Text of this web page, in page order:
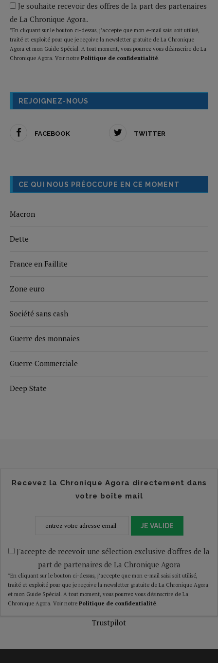
Je souhaite recevoir des offres de la part des partenaires
de La Chronique Agora.
*En cliquant sur le bouton ci-dessus, j’accepte que mon e-mail saisi soit utilisé,
traité et exploité pour que je reçoive la newsletter gratuite de La Chronique
Agora et mon Guide Spécial. A tout moment, vous pourrez vous désinscrire de La
Chronique Agora. Voir notre Politique de confidentialité.
REJOIGNEZ-NOUS
FACEBOOK TWITTER
CE QUI NOUS PRÉOCCUPE EN CE MOMENT
Macron
Dette
France en Faillite
Zone euro
Société sans cash
Guerre des monnaies
Guerre Commerciale
Deep State
Recevez la Chronique Agora directement dans
votre boîte mail
JE VALIDE
J'accepte de recevoir une sélection exclusive d'offres de la
part de partenaires de La Chronique Agora
*En cliquant sur le bouton ci-dessus, j’accepte que mon e-mail saisi soit utilisé,
traité et exploité pour que je reçoive la newsletter gratuite de La Chronique Agora
et mon Guide Spécial. A tout moment, vous pourrez vous désinscrire de La
Chronique Agora. Voir notre Politique de confidentialité.
Trustpilot